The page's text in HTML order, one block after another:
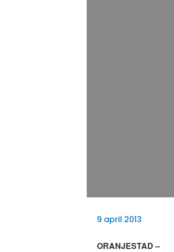
9 april 2013
ORANJESTAD –